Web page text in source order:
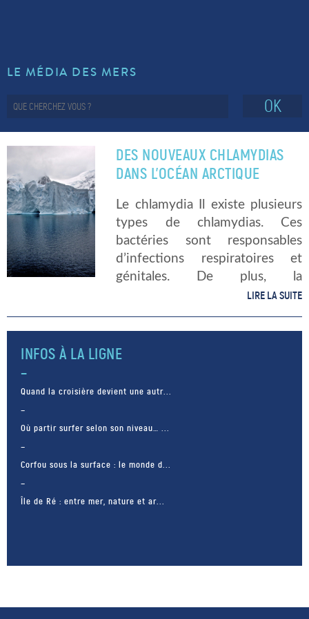
LE MÉDIA DES MERS
OK
DES NOUVEAUX CHLAMYDIAS
DANS L’OCÉAN ARCTIQUE
Le chlamydia Il existe plusieurs
types de chlamydias. Ces
bactéries sont responsables
d’infections respiratoires et
génitales. De plus, la
chlamydiose est notamment
de 16 à 24 ans. Des nouvelles
bactéries ? C’est dans un milieu
LIRE LA SUITE
INFOS À LA LIGNE
Quand la croisière devient une autr...
Où partir surfer selon son niveau… ...
Corfou sous la surface : le monde d...
Île de Ré : entre mer, nature et ar...